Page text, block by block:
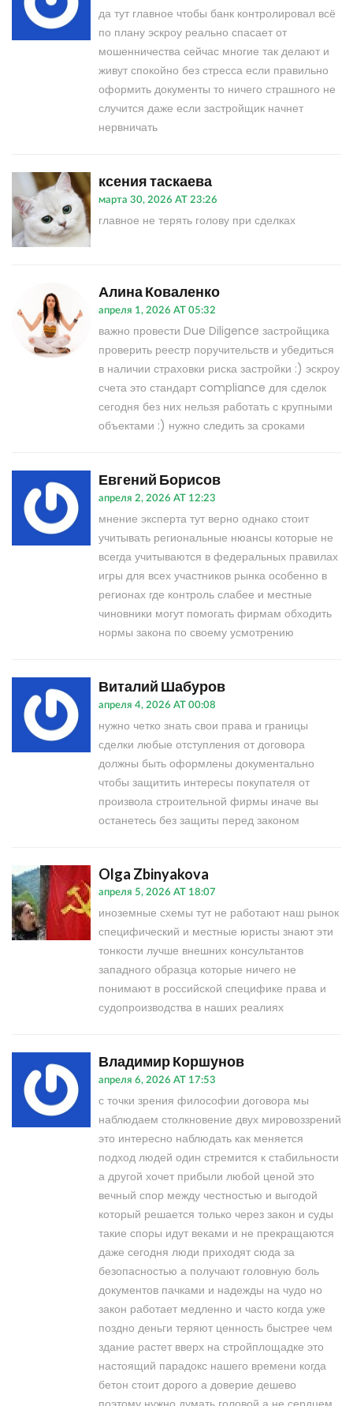
да тут главное чтобы банк контролировал всё
по плану эскроу реально спасает от
мошенничества сейчас многие так делают и
живут спокойно без стресса если правильно
оформить документы то ничего страшного не
случится даже если застройщик начнет
нервничать
ксения таскаева
марта 30, 2026 AT 23:26
главное не терять голову при сделках
Алина Коваленко
апреля 1, 2026 AT 05:32
важно провести Due Diligence застройщика
проверить реестр поручительств и убедиться
в наличии страховки риска застройки :) эскроу
счета это стандарт compliance для сделок
сегодня без них нельзя работать с крупными
объектами :) нужно следить за сроками
Евгений Борисов
апреля 2, 2026 AT 12:23
мнение эксперта тут верно однако стоит
учитывать региональные нюансы которые не
всегда учитываются в федеральных правилах
игры для всех участников рынка особенно в
регионах где контроль слабее и местные
чиновники могут помогать фирмам обходить
нормы закона по своему усмотрению
Виталий Шабуров
апреля 4, 2026 AT 00:08
нужно четко знать свои права и границы
сделки любые отступления от договора
должны быть оформлены документально
чтобы защитить интересы покупателя от
произвола строительной фирмы иначе вы
останетесь без защиты перед законом
Olga Zbinyakova
апреля 5, 2026 AT 18:07
иноземные схемы тут не работают наш рынок
специфический и местные юристы знают эти
тонкости лучше внешних консультантов
западного образца которые ничего не
понимают в российской специфике права и
судопроизводства в наших реалиях
Владимир Коршунов
апреля 6, 2026 AT 17:53
с точки зрения философии договора мы
наблюдаем столкновение двух мировоззрений
это интересно наблюдать как меняется
подход людей один стремится к стабильности
а другой хочет прибыли любой ценой это
вечный спор между честностью и выгодой
который решается только через закон и суды
такие споры идут веками и не прекращаются
даже сегодня люди приходят сюда за
безопасностью а получают головную боль
документов пачками и надежды на чудо но
закон работает медленно и часто когда уже
поздно деньги теряют ценность быстрее чем
здание растет вверх на стройплощадке это
настоящий парадокс нашего времени когда
бетон стоит дорого а доверие дешево